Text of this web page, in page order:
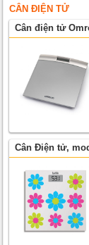
CÂN ĐIỆN TỬ
Cân điện tử
Cân Điện tử,